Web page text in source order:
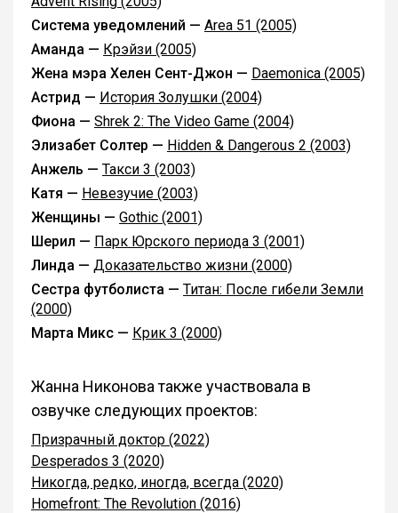
Система уведомлений — Area 51 (2005)
Аманда — Крэйзи (2005)
Жена мэра Хелен Сент-Джон — Daemonica (2005)
Астрид — История Золушки (2004)
Фиона — Shrek 2: The Video Game (2004)
Элизабет Солтер — Hidden & Dangerous 2 (2003)
Анжель — Такси 3 (2003)
Катя — Невезучие (2003)
Женщины — Gothic (2001)
Шерил — Парк Юрского периода 3 (2001)
Линда — Доказательство жизни (2000)
Сестра футболиста — Титан: После гибели Земли
(2000)
Марта Микс — Крик 3 (2000)
Жанна Никонова также участвовала в
озвучке следующих проектов:
Призрачный доктор (2022)
Desperados 3 (2020)
Никогда, редко, иногда, всегда (2020)
Homefront: The Revolution (2016)